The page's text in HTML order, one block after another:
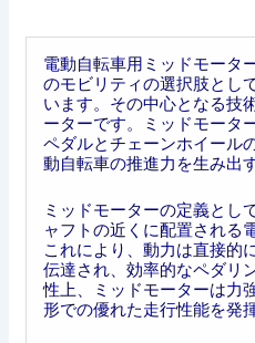
電動自転車用ミッドモータ
のモビリティの選択肢とし
います。その中心となる技
ーターです。ミッドモータ
ペダルとチェーンホイール
動自転車の推進力を生み出
ミッドモーターの定義とし
ャフトの近くに配置される
これにより、動力は直接的
伝達され、効率的なペダリ
性上、ミッドモーターは力
形での優れた走行性能を発